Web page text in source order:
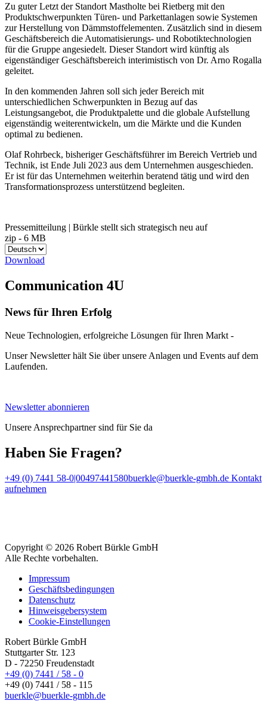
Zu guter Letzt der Standort Mastholte bei Rietberg mit den
Produktschwerpunkten Türen- und Parkettanlagen sowie Systemen
zur Herstellung von Dämmstoffelementen. Zusätzlich sind in diesem
Geschäftsbereich die Automatisierungs- und Robotiktechnologien
für die Gruppe angesiedelt. Dieser Standort wird künftig als
eigenständiger Geschäftsbereich interimistisch von Dr. Arno Rogalla
geleitet.
In den kommenden Jahren soll sich jeder Bereich mit
unterschiedlichen Schwerpunkten in Bezug auf das
Leistungsangebot, die Produktpalette und die globale Aufstellung
eigenständig weiterentwickeln, um die Märkte und die Kunden
optimal zu bedienen.
Olaf Rohrbeck, bisheriger Geschäftsführer im Bereich Vertrieb und
Technik, ist Ende Juli 2023 aus dem Unternehmen ausgeschieden.
Er ist für das Unternehmen weiterhin beratend tätig und wird den
Transformationsprozess unterstützend begleiten.
Pressemitteilung | Bürkle stellt sich strategisch neu auf
zip - 6 MB
Download
Communication 4U
News für Ihren Erfolg
Neue Technologien, erfolgreiche Lösungen für Ihren Markt -
Unser Newsletter hält Sie über unsere Anlagen und Events auf dem
Laufenden.
Newsletter abonnieren
Unsere Ansprechpartner sind für Sie da
Haben Sie Fragen?
+49 (0) 7441 58-0|00497441580buerkle@buerkle-gmbh.de Kontakt
aufnehmen
Copyright © 2026 Robert Bürkle GmbH
Alle Rechte vorbehalten.
Impressum
Geschäftsbedingungen
Datenschutz
Hinweisgebersystem
Cookie-Einstellungen
Robert Bürkle GmbH
Stuttgarter Str. 123
D - 72250 Freudenstadt
+49 (0) 7441 / 58 - 0
+49 (0) 7441 / 58 - 115
buerkle@buerkle-gmbh.de